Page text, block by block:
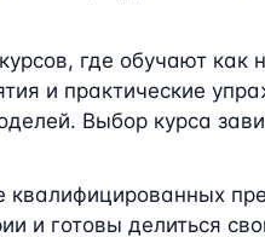
где обучают
и практические
Выбор курса
и готовы делиться